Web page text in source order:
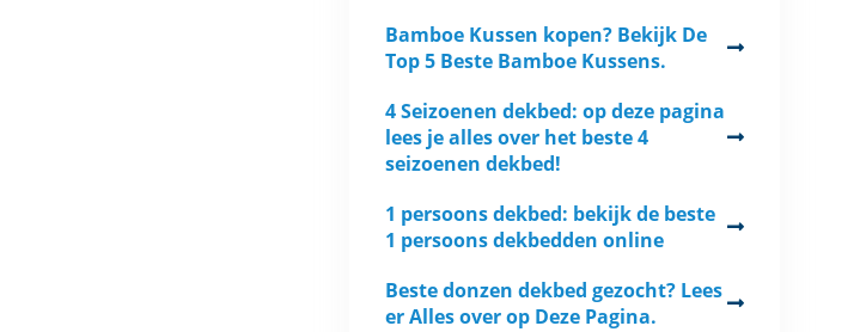
Bamboe Kussen kopen? Bekijk De
Top 5 Beste Bamboe Kussens.
4 Seizoenen dekbed: op deze pagina
lees je alles over het beste 4
seizoenen dekbed!
1 persoons dekbed: bekijk de beste
1 persoons dekbedden online
Beste donzen dekbed gezocht? Lees
er Alles over op Deze Pagina.